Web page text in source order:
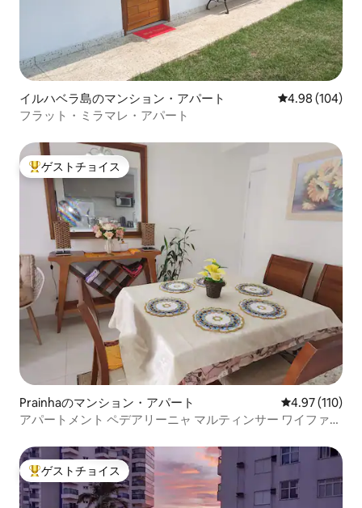
イルハベラ島のマンション・アパート レビュー104
4.98 (104)
フラット・ミラマレ・アパート
大好評のゲストチョイスです。
ゲストチョイス
Prainhaのマンション・アパート レビュー110
4.97 (110)
アパートメント ペデアリーニャ マルティンサー ワイファイ
大好評のゲストチョイスです。
ゲストチョイス